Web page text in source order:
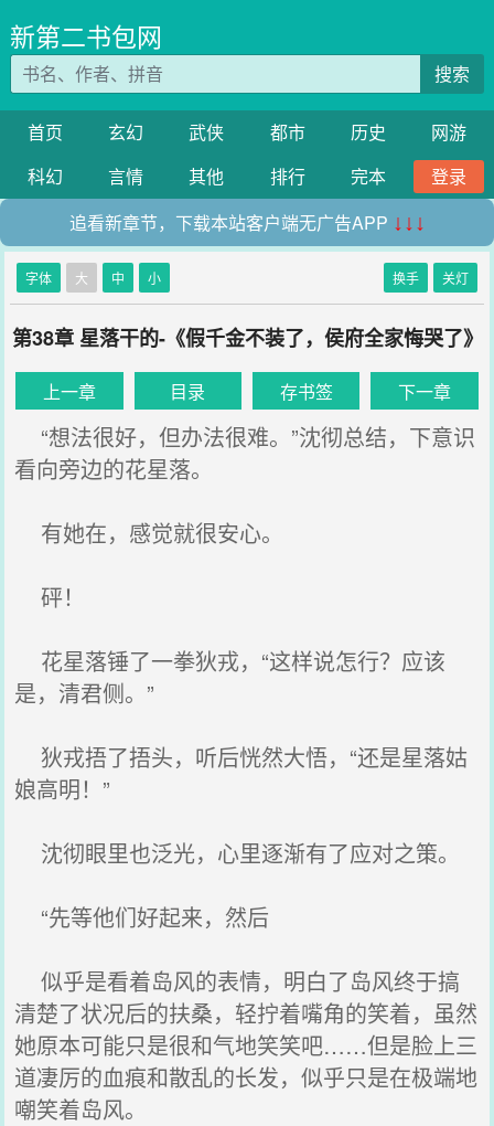
新第二书包网
搜索
首页 玄幻 武侠 都市 历史
网游
科幻
言情 其他 排行 完本
登录
追看新章节，下载本站客户端无广告APP ↓↓↓
字体 大 中 小 换手 关灯
第38章 星落干的-《假千金不装了，侯府全家悔哭了》
上一章 目录 存书签 下一章
“想法很好，但办法很难。”沈彻总结，下意识
看向旁边的花星落。
有她在，感觉就很安心。
砰！
花星落锤了一拳狄戎，“这样说怎行？应该
是，清君侧。”
狄戎捂了捂头，听后恍然大悟，“还是星落姑
娘高明！”
沈彻眼里也泛光，心里逐渐有了应对之策。
“先等他们好起来，然后
似乎是看着岛风的表情，明白了岛风终于搞
清楚了状况后的扶桑，轻拧着嘴角的笑着，虽然
她原本可能只是很和气地笑笑吧……但是脸上三
道凄厉的血痕和散乱的长发，似乎只是在极端地
嘲笑着岛风。